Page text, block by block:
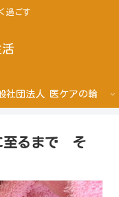
過ごす
活
社団法人 医ケアの輪
至るまで そ